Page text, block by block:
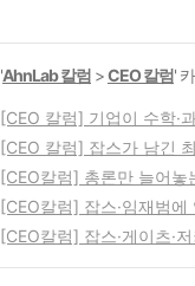
'AhnLab 칼럼 >CEO 칼럼'
[CEO 칼럼] 기업이 수학·
[CEO 칼럼] 잡스가 남긴
[CEO칼럼] 총론만 늘어놓
[CEO칼럼] 잡스·임재범에
[CEO칼럼] 잡스·게이츠·